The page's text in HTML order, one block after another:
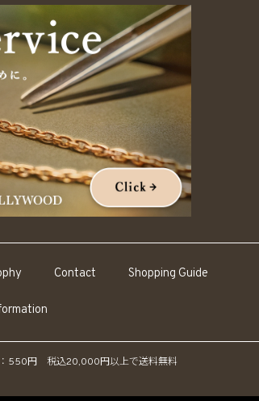
Contact Shopping Guide
550円 税込20,000円以上で送料無料